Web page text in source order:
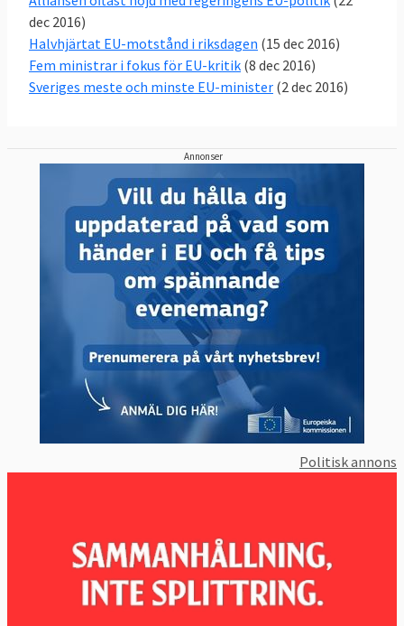
dec 2016)
Halvhjärtat EU-motstånd i riksdagen (15 dec 2016)
Fem ministrar i fokus för EU-kritik (8 dec 2016)
Sveriges meste och minste EU-minister (2 dec 2016)
Annonser
Politisk annons